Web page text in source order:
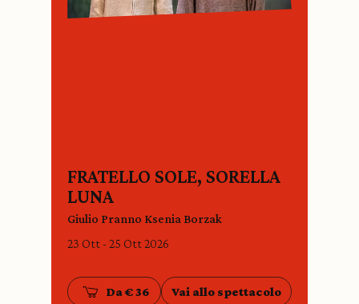
FRATELLO SOLE, SORELLA
LUNA
Giulio Pranno Ksenia Borzak
23 Ott - 25 Ott 2026
Da € 36 Vai allo spettacolo